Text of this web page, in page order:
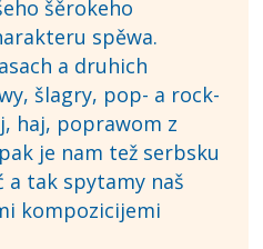
šěrokeho
spěwa.
a druhich
šlagry, pop- a rock-
haj, poprawom z
je nam tež serbsku
a tak spytamy naš
kompozicijemi